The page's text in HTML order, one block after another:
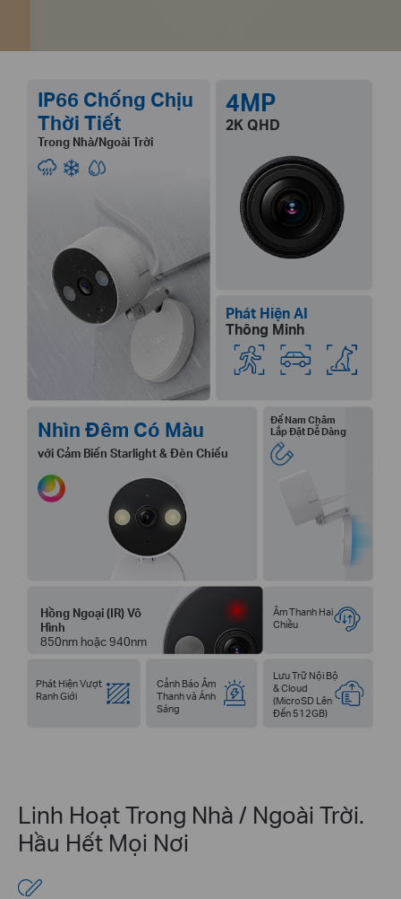
IP66 Chống Chịu
Thời Tiết
Trong Nhà/Ngoài Trời
4MP
2K QHD
Nhìn Đêm Có Màu
với Cảm Biến Starlight & Đèn Chiếu
Đế Nam Châm
Lắp Đặt Dễ Dàng
Phát Hiện AI
Thông Minh
Hồng Ngoại (IR) Vô
Hình
850nm hoặc 940nm
Âm Thanh Hai
Chiều
Phát Hiện Vượt
Ranh Giới
Cảnh Báo Âm
Thanh và Ánh
Sáng
Lưu Trữ Nội Bộ
& Cloud
(MicroSD Lên
Đến 512GB)
Linh Hoạt Trong Nhà / Ngoài Trời.
Hầu Hết Mọi Nơi